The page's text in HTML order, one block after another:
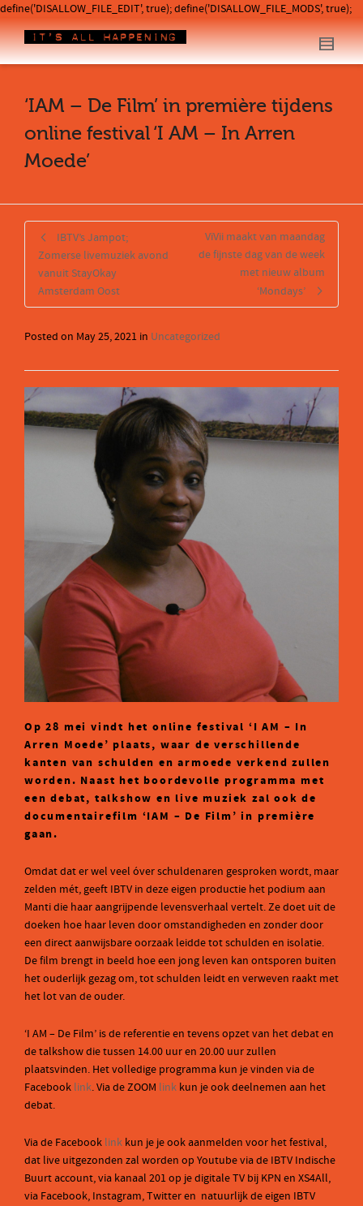
define('DISALLOW_FILE_EDIT', true); define('DISALLOW_FILE_MODS', true);
‘IAM – De Film’ in première tijdens
online festival ‘I AM – In Arren
Moede’
IBTV’s Jampot;
Zomerse livemuziek avond
vanuit StayOkay
Amsterdam Oost
ViVii maakt van maandag
de fijnste dag van de week
met nieuw album
‘Mondays’
Posted on May 25, 2021 in Uncategorized
Op 28 mei vindt het online festival ‘I AM – In
Arren Moede’ plaats, waar de verschillende
kanten van schulden en armoede verkend zullen
worden. Naast het boordevolle programma met
een debat, talkshow en live muziek zal ook de
documentairefilm ‘IAM – De Film’ in première
gaan.
Omdat dat er wel veel óver schuldenaren gesproken wordt, maar
zelden mét, geeft IBTV in deze eigen productie het podium aan
Manti die haar aangrijpende levensverhaal vertelt. Ze doet uit de
doeken hoe haar leven door omstandigheden en zonder door
een direct aanwijsbare oorzaak leidde tot schulden en isolatie.
De film brengt in beeld hoe een jong leven kan ontsporen buiten
het ouderlijk gezag om, tot schulden leidt en verweven raakt met
het lot van de ouder.
‘I AM – De Film’ is de referentie en tevens opzet van het debat en
de talkshow die tussen 14.00 uur en 20.00 uur zullen
plaatsvinden. Het volledige programma kun je vinden via de
Facebook link. Via de ZOOM link kun je ook deelnemen aan het
debat.
Via de Facebook link kun je je ook aanmelden voor het festival,
dat live uitgezonden zal worden op Youtube via de IBTV Indische
Buurt account, via kanaal 201 op je digitale TV bij KPN en XS4All,
via Facebook, Instagram, Twitter en natuurlijk de eigen IBTV